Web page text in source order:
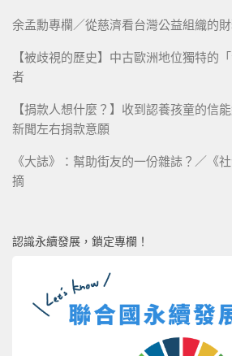
余孟勳專欄／從慈濟看台灣公益組織的
【被歧視的歷史】中古歐洲地位獨特的
者
【捐款人想什麼？】收到認養孩童的信
新聞左右捐款意願
《大誌》：幫助街友的一份雜誌？／《
摘
認識永續發展，鎖定專欄！